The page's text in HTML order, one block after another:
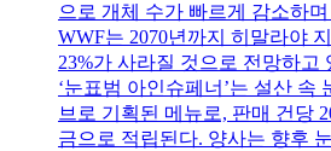
으로 개체 수가 빠르게 감소하
WWF는 2070년까지 히말라야
23%가 사라질 것으로 전망하고
‘눈표범 아인슈페너’는 설산 속
브로 기획된 메뉴로, 판매 건당
금으로 적립된다. 양사는 향후